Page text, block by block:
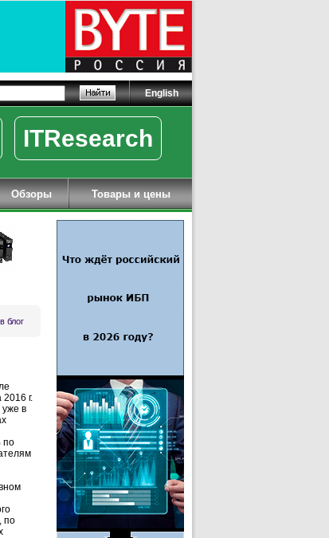
English
ITResearch
Обзоры Товары и цены
блог
г.
уже в
по
по